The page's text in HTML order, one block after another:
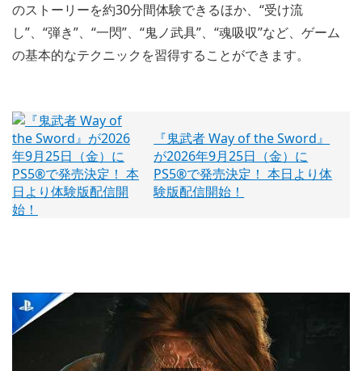
のストーリーを約30分間体験できるほか、“受け流
し”、“弾き”、“一閃”、“鬼ノ武具”、“魂吸収”など、ゲーム
の基本的なテクニックを習得することができます。
『鬼武者 Way of the Sword』
が2026年9月25日（金）に
PS5®で発売決定！ 本日より体
験版配信開始！